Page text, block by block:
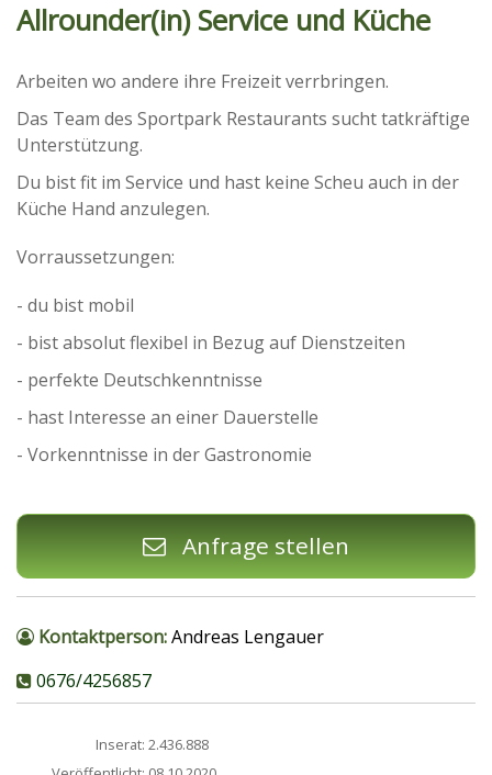
Allrounder(in) Service und Küche
Arbeiten wo andere ihre Freizeit verrbringen.
Das Team des Sportpark Restaurants sucht tatkräftige
Unterstützung.
Du bist fit im Service und hast keine Scheu auch in der
Küche Hand anzulegen.
Vorraussetzungen:
- du bist mobil
- bist absolut flexibel in Bezug auf Dienstzeiten
- perfekte Deutschkenntnisse
- hast Interesse an einer Dauerstelle
- Vorkenntnisse in der Gastronomie
Anfrage stellen
Kontaktperson:Andreas Lengauer
0676/4256857
Inserat: 2.436.888